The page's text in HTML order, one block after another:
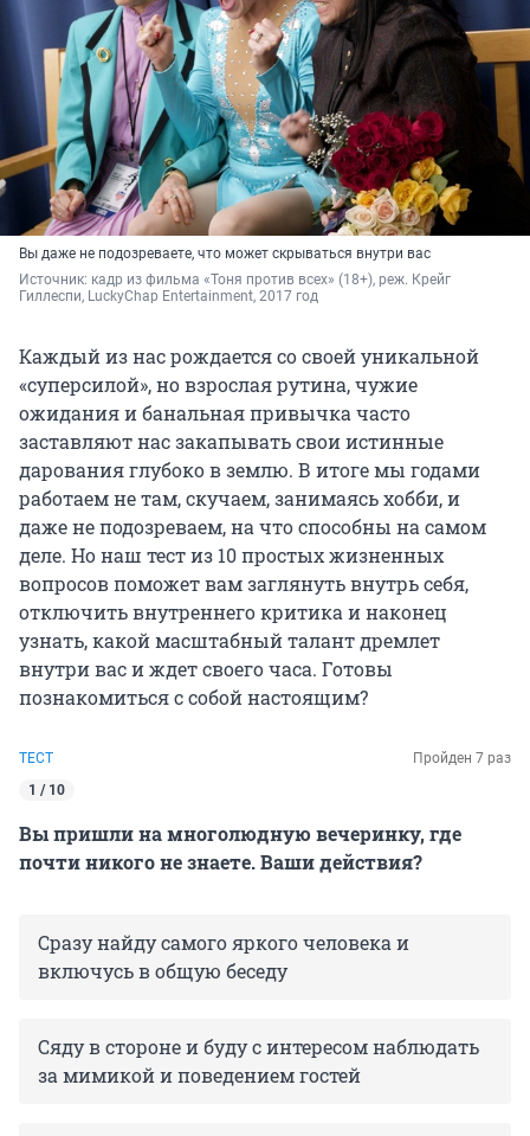
Вы даже не подозреваете, что может скрываться внутри вас
Источник: кадр из фильма «Тоня против всех» (18+), реж. Крейг
Гиллеспи, LuckyChap Entertainment, 2017 год
Каждый из нас рождается со своей уникальной
«суперсилой», но взрослая рутина, чужие
ожидания и банальная привычка часто
заставляют нас закапывать свои истинные
дарования глубоко в землю. В итоге мы годами
работаем не там, скучаем, занимаясь хобби, и
даже не подозреваем, на что способны на самом
деле. Но наш тест из 10 простых жизненных
вопросов поможет вам заглянуть внутрь себя,
отключить внутреннего критика и наконец
узнать, какой масштабный талант дремлет
внутри вас и ждет своего часа. Готовы
познакомиться с собой настоящим?
ТЕСТ
Пройден 7 раз
1 / 10
Вы пришли на многолюдную вечеринку, где
почти никого не знаете. Ваши действия?
Сразу найду самого яркого человека и
включусь в общую беседу
Сяду в стороне и буду с интересом наблюдать
за мимикой и поведением гостей